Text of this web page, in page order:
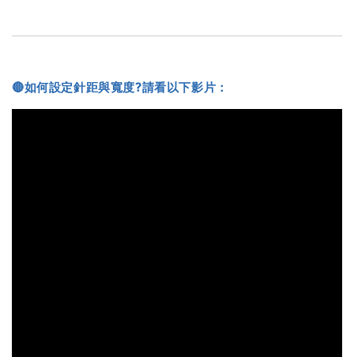
🔴如何設定針距與寬度?請看以下影片：